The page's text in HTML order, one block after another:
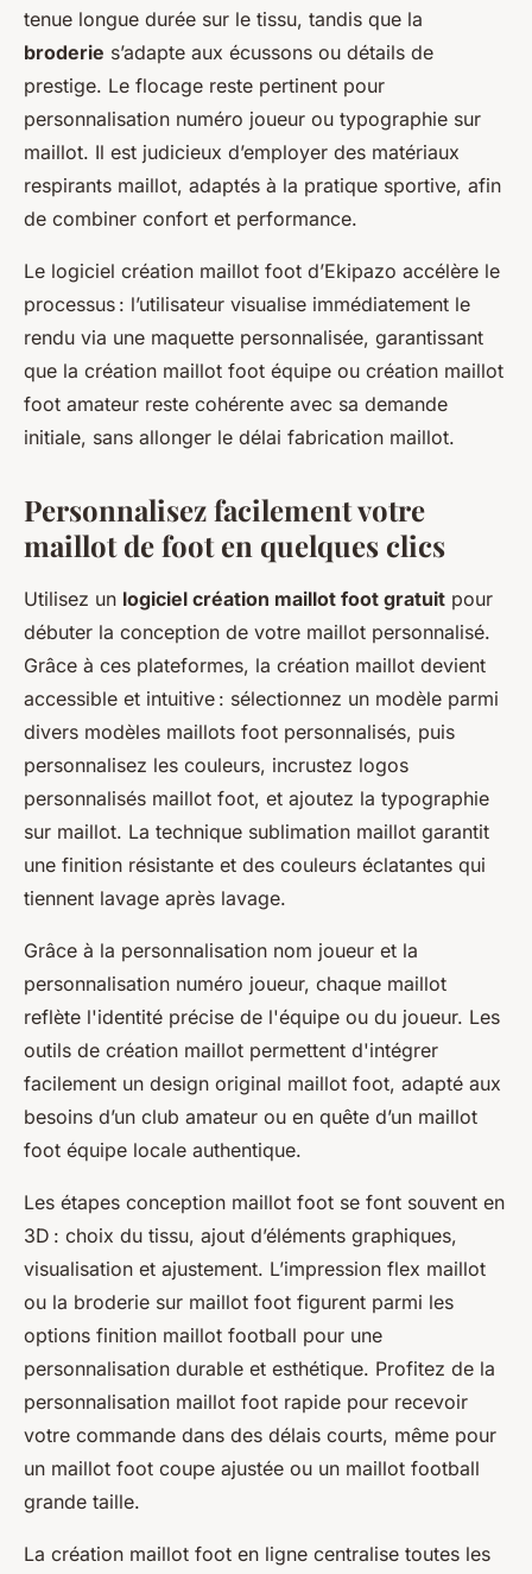
tenue longue durée sur le tissu, tandis que la
broderie s’adapte aux écussons ou détails de
prestige. Le flocage reste pertinent pour
personnalisation numéro joueur ou typographie sur
maillot. Il est judicieux d’employer des matériaux
respirants maillot, adaptés à la pratique sportive, afin
de combiner confort et performance.
Le logiciel création maillot foot d’Ekipazo accélère le
processus : l’utilisateur visualise immédiatement le
rendu via une maquette personnalisée, garantissant
que la création maillot foot équipe ou création maillot
foot amateur reste cohérente avec sa demande
initiale, sans allonger le délai fabrication maillot.
Personnalisez facilement votre
maillot de foot en quelques clics
Utilisez un logiciel création maillot foot gratuit pour
débuter la conception de votre maillot personnalisé.
Grâce à ces plateformes, la création maillot devient
accessible et intuitive : sélectionnez un modèle parmi
divers modèles maillots foot personnalisés, puis
personnalisez les couleurs, incrustez logos
personnalisés maillot foot, et ajoutez la typographie
sur maillot. La technique sublimation maillot garantit
une finition résistante et des couleurs éclatantes qui
tiennent lavage après lavage.
Grâce à la personnalisation nom joueur et la
personnalisation numéro joueur, chaque maillot
reflète l'identité précise de l'équipe ou du joueur. Les
outils de création maillot permettent d'intégrer
facilement un design original maillot foot, adapté aux
besoins d’un club amateur ou en quête d’un maillot
foot équipe locale authentique.
Les étapes conception maillot foot se font souvent en
3D : choix du tissu, ajout d’éléments graphiques,
visualisation et ajustement. L’impression flex maillot
ou la broderie sur maillot foot figurent parmi les
options finition maillot football pour une
personnalisation durable et esthétique. Profitez de la
personnalisation maillot foot rapide pour recevoir
votre commande dans des délais courts, même pour
un maillot foot coupe ajustée ou un maillot football
grande taille.
La création maillot foot en ligne centralise toutes les